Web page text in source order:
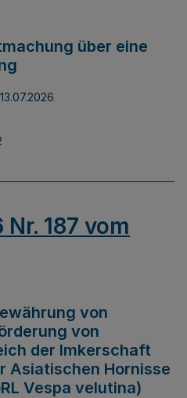
über eine
13.07.2026
187 vom
von
von
der Imkerschaft
Asiatischen Hornisse
Vespa velutina)